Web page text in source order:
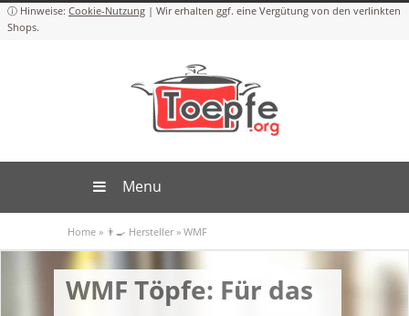
Cookie-Nutzung
Menu
Home » 👨‍🍳 Hersteller » WMF
WMF Töpfe: Für das